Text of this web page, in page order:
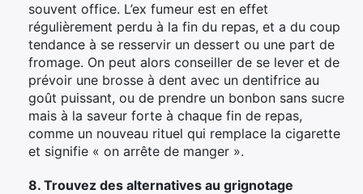
souvent office. L’ex fumeur est en effet
régulièrement perdu à la fin du repas, et a du coup
tendance à se resservir un dessert ou une part de
fromage. On peut alors conseiller de se lever et de
prévoir une brosse à dent avec un dentifrice au
goût puissant, ou de prendre un bonbon sans sucre
mais à la saveur forte à chaque fin de repas,
comme un nouveau rituel qui remplace la cigarette
et signifie « on arrête de manger ».
8. Trouvez des alternatives au grignotage